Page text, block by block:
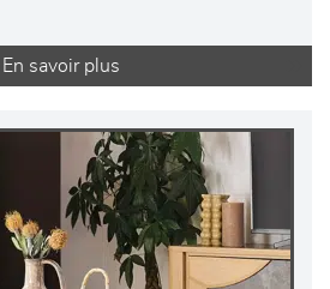
En savoir plus